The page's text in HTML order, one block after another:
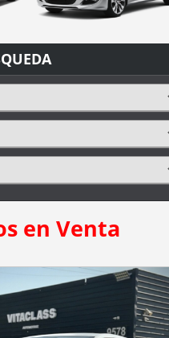
en Venta